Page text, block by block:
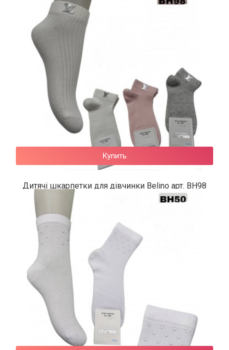
Купить
Дитячі шкарпетки для дівчинки Belino арт. BH98